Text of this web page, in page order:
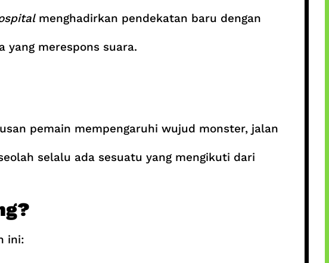
menghadirkan pendekatan baru dengan
merespons suara.
pemain mempengaruhi wujud monster, jalan
selalu ada sesuatu yang mengikuti dari
ini: